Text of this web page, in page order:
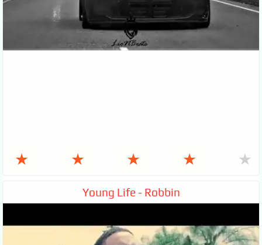
★ ★ ★ ★ ★
Young Life - Robbin